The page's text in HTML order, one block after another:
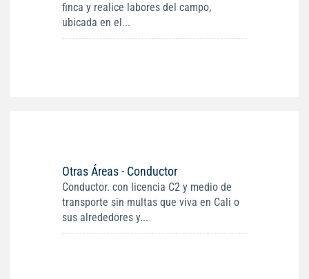
finca y realice labores del campo,
ubicada en el...
Otras Áreas - Conductor
Conductor. con licencia C2 y medio de
transporte sin multas que viva en Cali o
sus alrededores y...